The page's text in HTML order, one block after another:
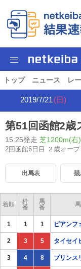
トップ ニュース レ
2019/7/21 (日)
第51回函館2歳
15:25発走 芝1200m(右)
2回函館6日目 ２歳オープ
出馬表 競
着順
枠
番
馬
番
1 1 1 ビアンフ
2 3 5 タイセイ
3 4 8 プリンス